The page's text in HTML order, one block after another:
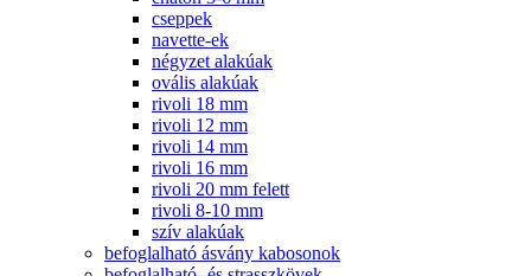
cseppek
navette-ek
négyzet alakúak
ovális alakúak
rivoli 18 mm
rivoli 12 mm
rivoli 14 mm
rivoli 16 mm
rivoli 20 mm felett
rivoli 8-10 mm
szív alakúak
befoglalható ásvány kabosonok